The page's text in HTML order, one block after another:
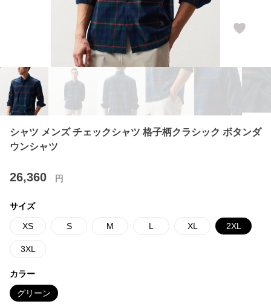
シャツ メンズ チェックシャツ 格子柄クラシック ボタンダ
ウンシャツ
26,360 円
サイズ
XS S M L XL 2XL
3XL
カラー
グリーン